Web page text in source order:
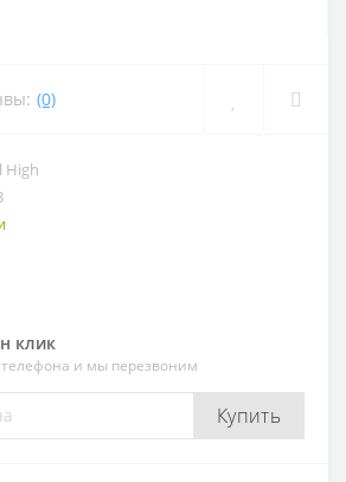
(0)
High
клик
и мы перезвоним
Купить